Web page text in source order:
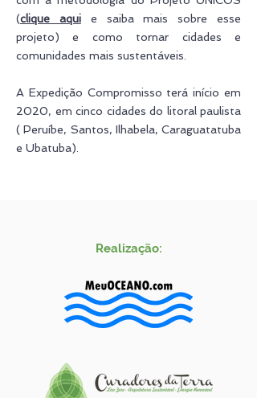
(clique aquie saiba mais sobre esse
projeto) e como tornar cidades e
comunidades mais sustentáveis.
A Expedição Compromisso terá início em
2020, em cinco cidades do litoral paulista
( Peruíbe, Santos, Ilhabela, Caraguatatuba
e Ubatuba).
Realização: